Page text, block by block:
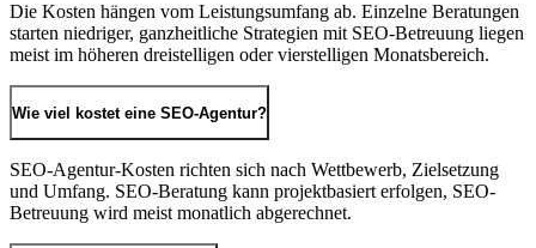
Die Kosten hängen vom Leistungsumfang ab. Einzelne Beratungen
starten niedriger, ganzheitliche Strategien mit SEO-Betreuung liegen
meist im höheren dreistelligen oder vierstelligen Monatsbereich.
Wie viel kostet eine SEO-Agentur?
SEO-Agentur-Kosten richten sich nach Wettbewerb, Zielsetzung
und Umfang. SEO-Beratung kann projektbasiert erfolgen, SEO-
Betreuung wird meist monatlich abgerechnet.